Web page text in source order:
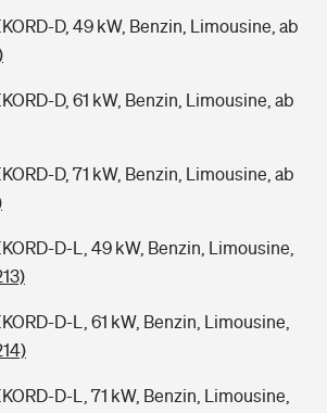
Mehr Sicherheit für deine Kids
Auto eingestuft
D, 49 kW, Benzin, Limousine, ab
D, 61 kW, Benzin, Limousine, ab
D, 71 kW, Benzin, Limousine, ab
D-L, 49 kW, Benzin, Limousine,
D-L, 61 kW, Benzin, Limousine,
D-L, 71 kW, Benzin, Limousine,